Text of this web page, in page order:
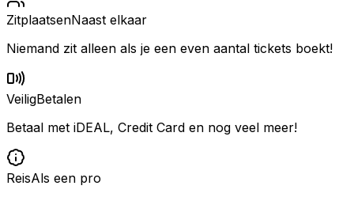
ZitplaatsenNaast elkaar
Niemand zit alleen als je een even aantal tickets boekt!
VeiligBetalen
Betaal met iDEAL, Credit Card en nog veel meer!
ReisAls een pro